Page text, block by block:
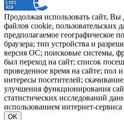
Продолжая использовать сайт, Вы
файлов cookie, пользовательских
предполагаемое географическое
браузера; тип устройства и
версия ОС; поисковые системы,
был переход на сайт; список
проведенное время на сайте; пол и
интересы посетителей;
улучшения функционирования
статистических исследований
использованием интернет-
OK